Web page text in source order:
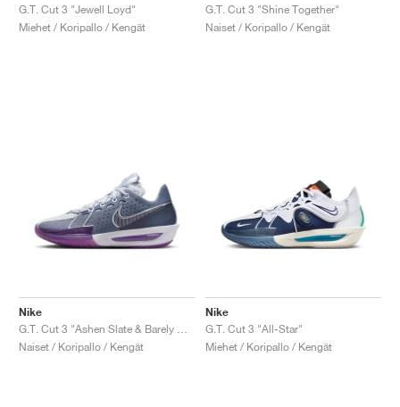
G.T. Cut 3 "Jewell Loyd"
Miehet / Koripallo / Kengät
G.T. Cut 3 "Shine Together"
Naiset / Koripallo / Kengät
Nike
Naiset / Koripallo / Kengät
Nike
G.T. Cut 3 "All-Star"
Miehet / Koripallo / Kengät